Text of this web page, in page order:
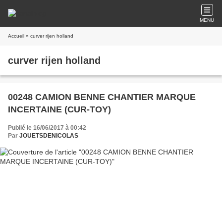
MENU
Accueil » curver rijen holland
curver rijen holland
00248 CAMION BENNE CHANTIER MARQUE
INCERTAINE (CUR-TOY)
Publié le 16/06/2017 à 00:42
Par JOUETSDENICOLAS